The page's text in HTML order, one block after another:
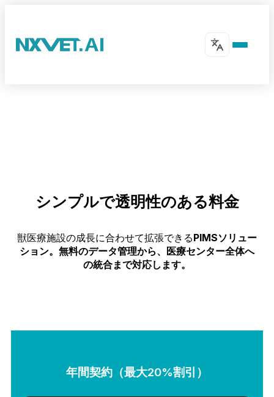
シンプルで透明性のある料金
獣医療施設の成長に合わせて拡張できるPIMSソリュー
ション。無料のデータ管理から、医療センター全体へ
の統合まで対応します。
年間契約（最大20%割引）